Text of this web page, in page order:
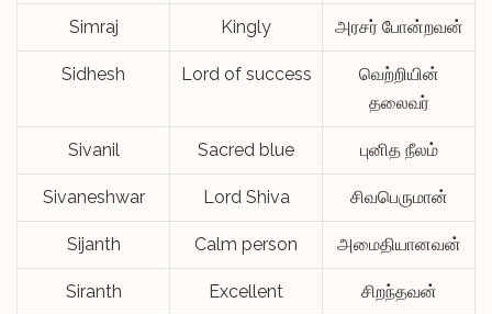
Simraj Kingly அரசர் போன்றவன்
Sidhesh Lord of success
வெற்றியின்
தலைவர்
Sivanil Sacred blue புனித நீலம்
Sivaneshwar Lord Shiva சிவபெருமான்
Sijanth Calm person அமைதியானவன்
Siranth Excellent சிறந்தவன்